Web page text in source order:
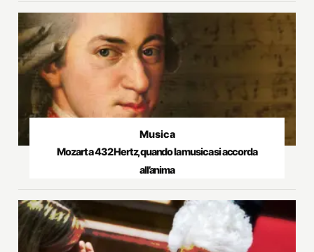
Musica
Mozart a 432 Hertz, quando la musica si accorda
all’anima